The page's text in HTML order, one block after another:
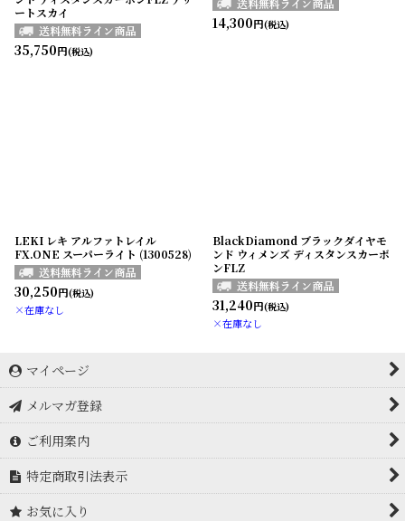
ートスカイ
35,750円(税込)
14,300円(税込)
LEKI レキ アルファトレイル
FX.ONE スーパーライト (1300528)
30,250円(税込)
×在庫なし
BlackDiamond ブラックダイヤモ
ンド ウィメンズ ディスタンスカーボ
ンFLZ
31,240円(税込)
×在庫なし
マイページ
メルマガ登録
ご利用案内
特定商取引法表示
お気に入り